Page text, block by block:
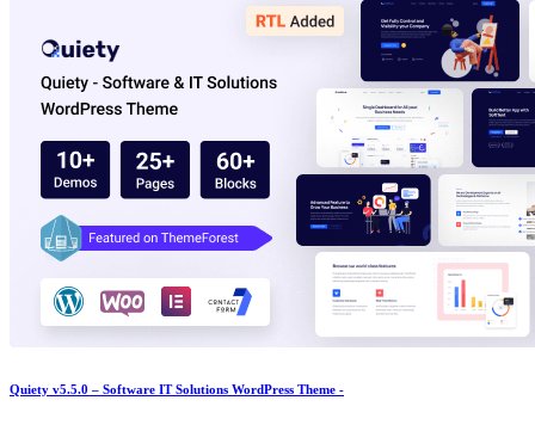
Quiety v5.5.0 – Software IT Solutions WordPress Theme -